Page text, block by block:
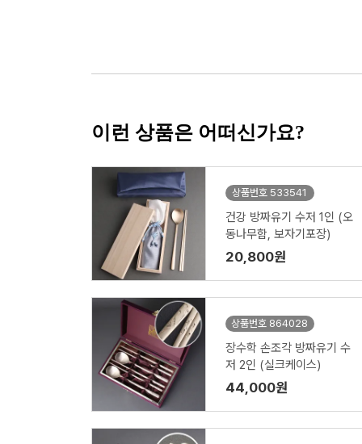
이런 상품은 어떠신가요?
상품번호 533541
건강 방짜유기 수저 1인 (오
동나무함, 보자기포장)
20,800원
상품번호 864028
장수학 손조각 방짜유기 수
저 2인 (실크케이스)
44,000원